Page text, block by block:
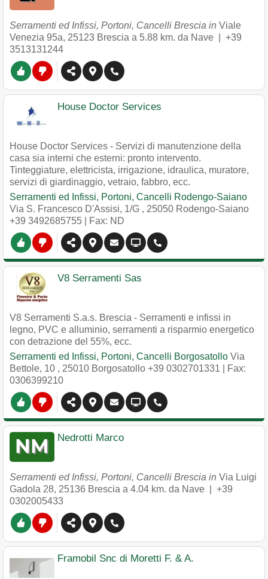
Serramenti ed Infissi, Portoni, Cancelli Brescia in Viale
Venezia 95a, 25123 Brescia a 5.88 km. da Nave | +39
3513131244
House Doctor Services
House Doctor Services - Servizi di manutenzione della
casa sia interni che esterni: pronto intervento.
Tinteggiature, elettricista, irrigazione, idraulica, muratore,
servizi di giardinaggio, vetraio, fabbro, ecc.
Serramenti ed Infissi, Portoni, Cancelli Rodengo-Saiano
Via S. Francesco D'Assisi, 1/G , 25050 Rodengo-Saiano
+39 3492685755 | Fax: ND
V8 Serramenti Sas
V8 Serramenti S.a.s. Brescia - Serramenti e infissi in
legno, PVC e alluminio, serramenti a risparmio energetico
con detrazione del 55%, ecc.
Serramenti ed Infissi, Portoni, Cancelli Borgosatollo Via
Bettole, 10 , 25010 Borgosatollo +39 0302701331 | Fax:
0306399210
Nedrotti Marco
Serramenti ed Infissi, Portoni, Cancelli Brescia in Via Luigi
Gadola 28, 25136 Brescia a 4.04 km. da Nave | +39
0302005433
Framobil Snc di Moretti F. & A.